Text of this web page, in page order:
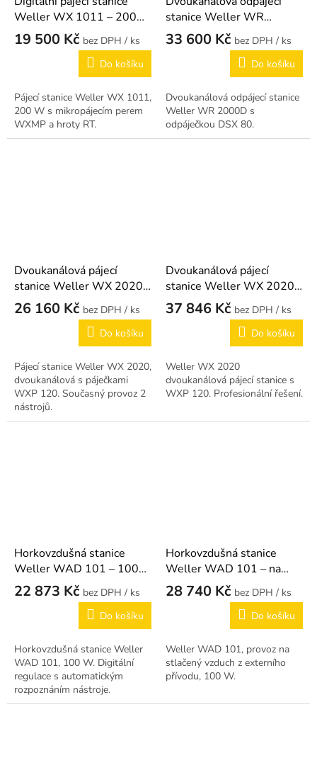
Weller WX 1011 – 200
W mikropájecí
19 500 Kč
/ ks
Do košíku
Pájecí stanice Weller WX 1011,
200 W s mikropájecím perem
WXMP a hroty RT.
stanice Weller WR
2000D
33 600 Kč
/ ks
Do košíku
Dvoukanálová odpájecí stanice
Weller WR 2000D s
odpáječkou DSX 80.
Dvoukanálová pájecí
stanice Weller WX 2020 –
2× 200 W
26 160 Kč
/ ks
Do košíku
Pájecí stanice Weller WX 2020,
dvoukanálová s páječkami
WXP 120. Současný provoz 2
nástrojů.
Dvoukanálová pájecí
stanice Weller WX 2020 –
2× 200 W (varianta)
37 846 Kč
/ ks
Do košíku
Weller WX 2020
dvoukanálová pájecí stanice s
WXP 120. Profesionální řešení.
Horkovzdušná stanice
Weller WAD 101 – 100
W
22 873 Kč
/ ks
Do košíku
Horkovzdušná stanice Weller
WAD 101, 100 W. Digitální
regulace s automatickým
rozpoznáním nástroje.
Horkovzdušná stanice
Weller WAD 101 – na
stlačený vzduch
28 740 Kč
/ ks
Do košíku
Weller WAD 101, provoz na
stlačený vzduch z externího
přívodu, 100 W.